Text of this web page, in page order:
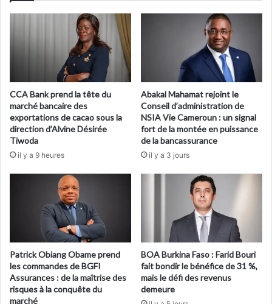
CCA Bank prend la tête du
marché bancaire des
exportations de cacao sous la
direction d’Alvine Désirée
Tiwoda
il y a 9 heures
Abakal Mahamat rejoint le
Conseil d’administration de
NSIA Vie Cameroun : un signal
fort de la montée en puissance
de la bancassurance
il y a 3 jours
Patrick Obiang Obame prend
les commandes de BGFI
Assurances : de la maîtrise des
risques à la conquête du
marché
BOA Burkina Faso : Farid Bouri
fait bondir le bénéfice de 31 %,
mais le défi des revenus
demeure